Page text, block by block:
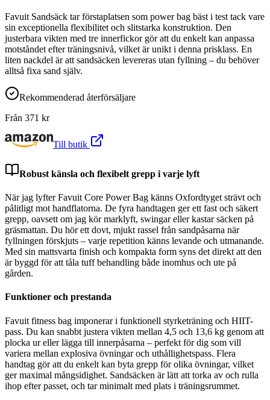
Favuit Sandsäck tar förstaplatsen som power bag bäst i test tack vare
sin exceptionella flexibilitet och slitstarka konstruktion. Den
justerbara vikten med tre innerfickor gör att du enkelt kan anpassa
motståndet efter träningsnivå, vilket är unikt i denna prisklass. En
liten nackdel är att sandsäcken levereras utan fyllning – du behöver
alltså fixa sand själv.
Rekommenderad återförsäljare
Från 371 kr
Till butik
Robust känsla och flexibelt grepp i varje lyft
När jag lyfter Favuit Core Power Bag känns Oxfordtyget strävt och
pålitligt mot handflatorna. De fyra handtagen ger ett fast och säkert
grepp, oavsett om jag kör marklyft, swingar eller kastar säcken på
gräsmattan. Du hör ett dovt, mjukt rassel från sandpåsarna när
fyllningen förskjuts – varje repetition känns levande och utmanande.
Med sin mattsvarta finish och kompakta form syns det direkt att den
är byggd för att tåla tuff behandling både inomhus och ute på
gården.
Funktioner och prestanda
Favuit fitness bag imponerar i funktionell styrketräning och HIIT-
pass. Du kan snabbt justera vikten mellan 4,5 och 13,6 kg genom att
plocka ur eller lägga till innerpåsarna – perfekt för dig som vill
variera mellan explosiva övningar och uthållighetspass. Flera
handtag gör att du enkelt kan byta grepp för olika övningar, vilket
ger maximal mångsidighet. Sandsäcken är lätt att torka av och rulla
ihop efter passet, och tar minimalt med plats i träningsrummet.